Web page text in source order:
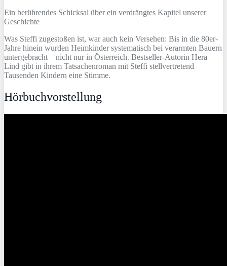
Ein berührendes Schicksal über ein verdrängtes Kapitel unserer
Geschichte
Was Steffi zugestoßen ist, war auch kein Versehen: Bis in die 80er-
Jahre hinein wurden Heimkinder systematisch bei verarmten Bauern
untergebracht – nicht nur in Österreich. Bestseller-Autorin Hera
Lind gibt in ihrem Tatsachenroman mit Steffi stellvertretend
Tausenden Kindern eine Stimme.
Hörbuchvorstellung